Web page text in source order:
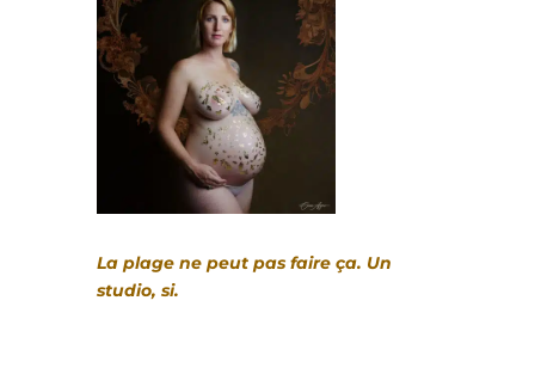
La plage ne peut pas faire ça. Un
studio, si.